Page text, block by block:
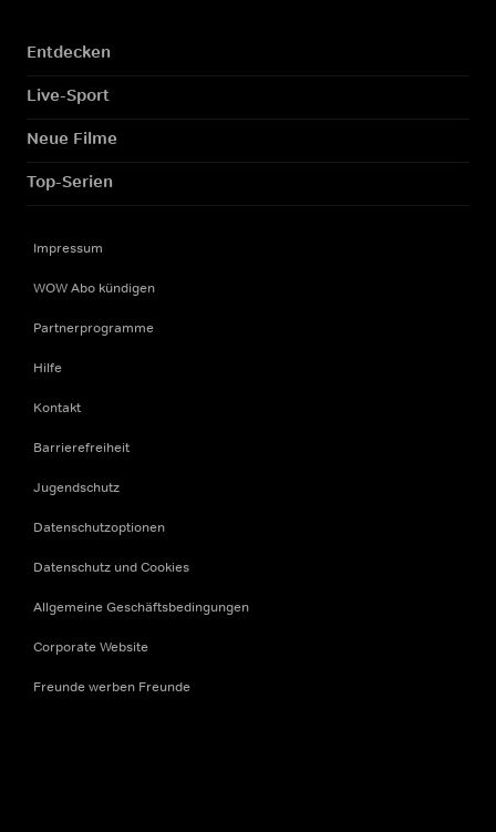
Entdecken
Live-Sport
Neue Filme
Top-Serien
Impressum
WOW Abo kündigen
Partnerprogramme
Hilfe
Kontakt
Barrierefreiheit
Jugendschutz
Datenschutzoptionen
Datenschutz und Cookies
Allgemeine Geschäftsbedingungen
Corporate Website
Freunde werben Freunde